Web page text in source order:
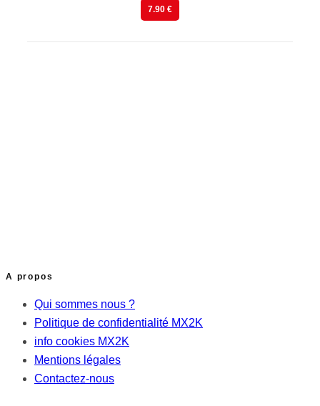
7.90 €
A propos
Qui sommes nous ?
Politique de confidentialité MX2K
info cookies MX2K
Mentions légales
Contactez-nous